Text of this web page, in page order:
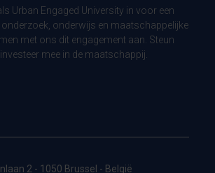
Urban Engaged University in voor een
onderzoek, onderwijs en maatschappelijke
met ons dit engagement aan. Steun
mee in de maatschappij.
2 - 1050 Brussel - België